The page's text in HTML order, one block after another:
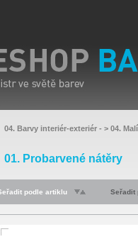
04. Barvy interiér-exteriér - > 04.
01. Probarvené nátěry
podle artiklu Seřadit